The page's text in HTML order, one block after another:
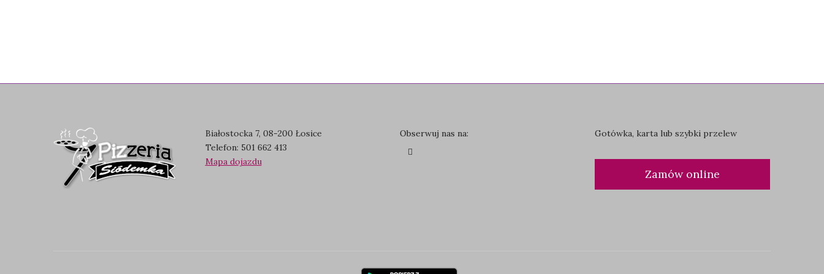
Białostocka 7, 08-200 Łosice
Telefon: 501 662 413
Mapa dojazdu
Obserwuj nas na: Gotówka, karta lub szybki przelew
Zamów online